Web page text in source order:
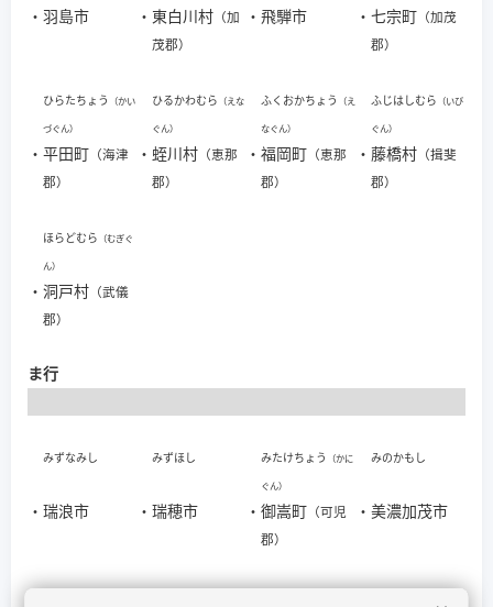
・ 羽島市 ・ 東白川村 （加
茂郡）
・ 飛騨市 ・ 七宗町 （加茂
郡）
ひらたちょう （かい
づぐん）
ひるかわむら （えな
ぐん）
ふくおかちょう （え
なぐん）
ふじはしむら （いび
ぐん）
・ 平田町 （海津
郡）
・ 蛭川村 （恵那
郡）
・ 福岡町 （恵那
郡）
・ 藤橋村 （揖斐
郡）
ほらどむら （むぎぐ
ん）
・ 洞戸村 （武儀
郡）
ま行
みずなみし みずほし みたけちょう （かに
ぐん）
みのかもし
・ 瑞浪市 ・ 瑞穂市 ・ 御嵩町 （可児
郡）
・ 美濃加茂市